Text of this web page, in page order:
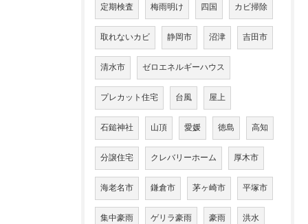
定期検査 梅雨明け 四国 カビ掃除
取れないカビ 静岡市 沼津 吉田市
清水市 ゼロエネルギーハウス
プレカット住宅 台風 屋上
石鎚神社 山頂 愛媛 徳島 高知
分譲住宅 クレバリーホーム 厚木市
海老名市 鎌倉市 茅ヶ崎市 平塚市
集中豪雨 ゲリラ豪雨 豪雨 洪水